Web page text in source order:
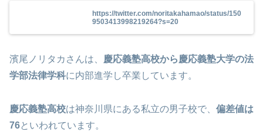
https://twitter.com/noritakahamao/status/150
9503413998219264?s=20
濱尾ノリタカさんは、
慶応義塾高校から慶応義塾大学の法
学部法律学科に内部進学し卒業しています。
慶応義塾高校は神奈川県にある私立の男子校で、 偏差値は
76といわれています。